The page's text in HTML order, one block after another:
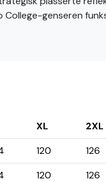
genseren
XL 2XL
120 126
120 126